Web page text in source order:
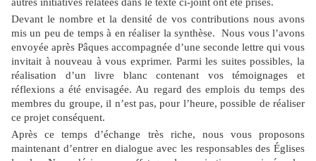
Devant le nombre et la densité de vos contributions nous avons
mis un peu de temps à en réaliser la synthèse.
Nous vous l’avons
envoyée après Pâques accompagnée d’une seconde lettre qui vous
invitait à nouveau à vous exprimer. Parmi les suites possibles, la
réalisation d’un livre blanc contenant vos témoignages et
réflexions a été envisagée. Au regard des emplois du temps des
membres du groupe, il n’est pas, pour l’heure, possible de réaliser
ce projet conséquent.
Après ce temps d’échange très riche, nous vous proposons
maintenant d’entrer en dialogue avec les responsables des Églises